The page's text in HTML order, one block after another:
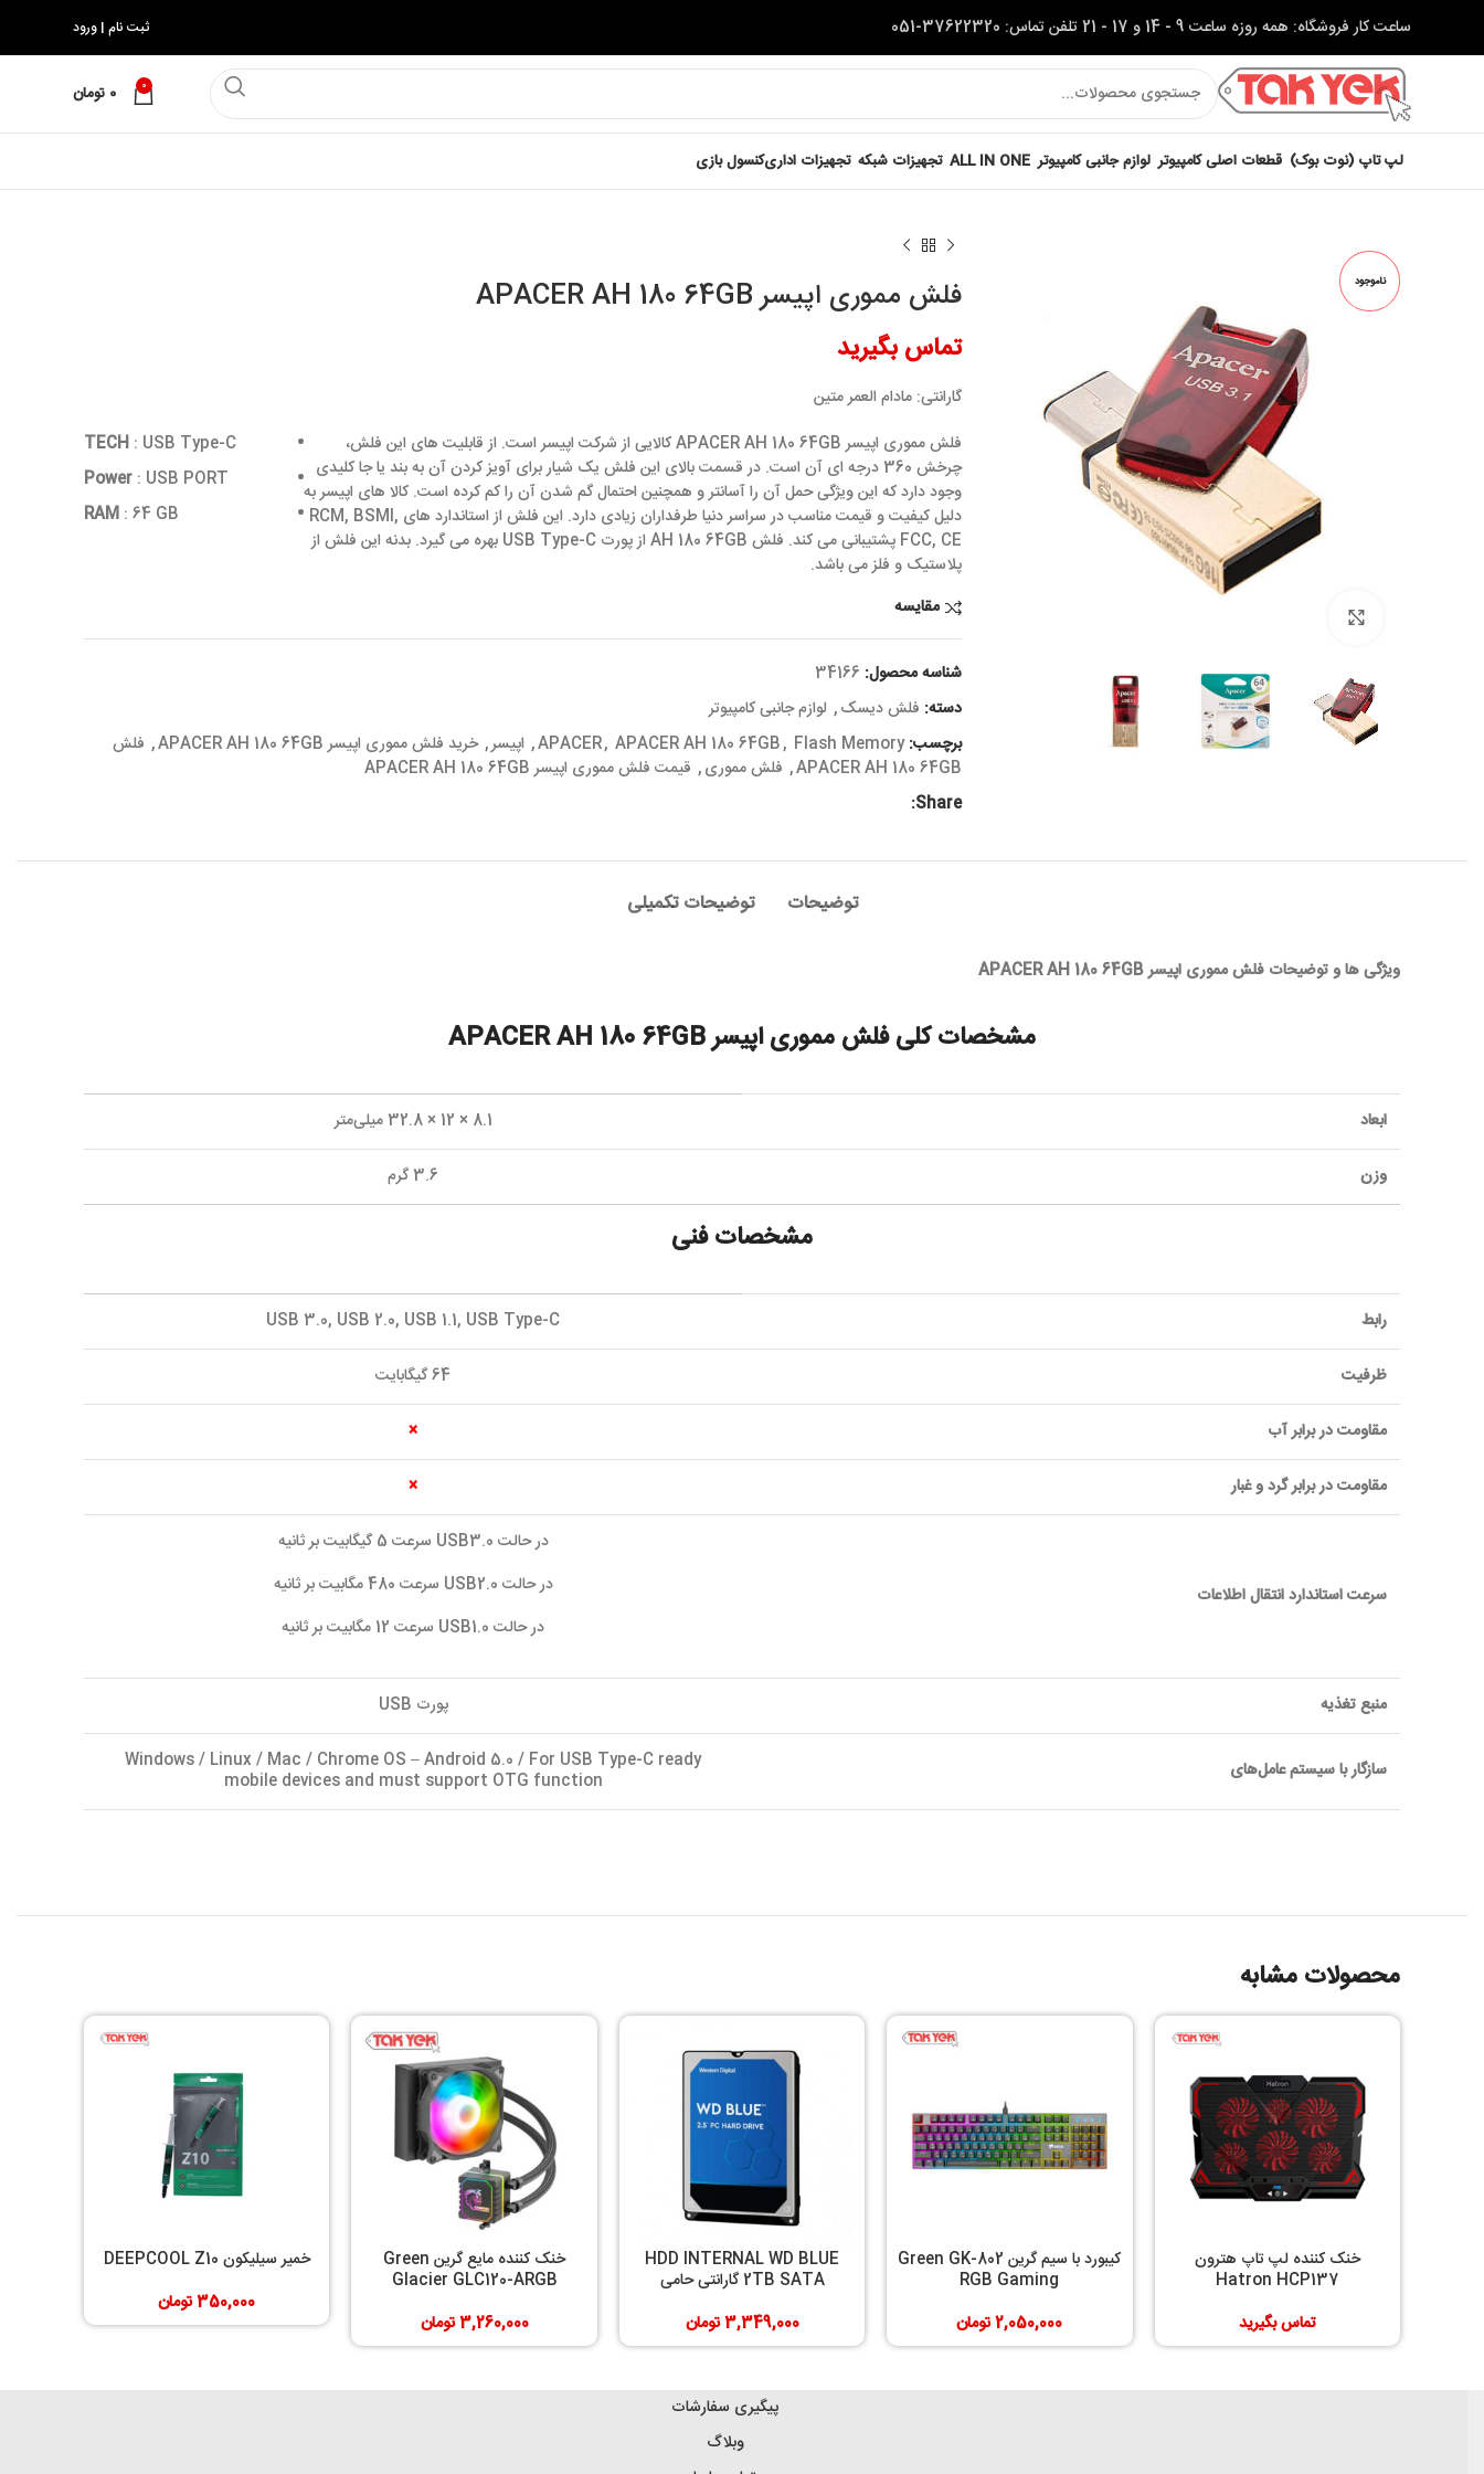
ساعت کار فروشگاه: همه روزه ساعت 9 - 14 و 17 - 21 تلفن تماس: 37622320-051 ثبت نام | ورود
0
0 تومان
لپ تاپ (نوت بوک) قطعات اصلی کامپیوتر لوازم جانبی کامپیوتر ALL IN ONE تجهیزات شبکه تجهیزات اداریکنسول بازی
ناموجود فلش مموری اپیسر APACER AH 180 64GB
تماس بگیرید
گارانتی:مادام العمر متین
فلش مموری اپیسر APACER AH 180 64GB کالایی از شرکت اپیسر است. از قابلیت های این فلش،
چرخش 360 درجه ای آن است. در قسمت بالای این فلش یک شیار برای آویز کردن آن به بند یا جا کلیدی
وجود دارد که این ویژگی حمل آن را آسانتر و همچنین احتمال گم شدن آن را کم کرده است. کالا های اپیسر به
دلیل کیفیت و قیمت مناسب در سراسر دنیا طرفداران زیادی دارد. این فلش از استاندارد های RCM, BSMI,
FCC, CE پشتیبانی می کند. فلش AH 180 64GB از پورت USB Type-C بهره می گیرد. بدنه این فلش از
پلاستیک و فلز می باشد.
TECH : USB Type-C
Power : USB PORT
RAM : 64 GB
مقایسه
شناسه محصول: 34166
دسته: فلش دیسک, لوازم جانبی کامپیوتر
برچسب:
APACER, APACER AH 180 64GB, Flash Memory
, اپیسر, خرید فلش مموری اپیسر APACER AH 180 64GB , فلش
APACER AH 180 64GB
, فلش مموری, قیمت فلش مموری اپیسر APACER AH 180 64GB
Share:
توضیحات توضیحات تکمیلی
ویژگی ها و توضیحات فلش مموری اپیسر APACER AH 180 64GB
مشخصات کلی فلش مموری اپیسر APACER AH 180 64GB
ابعاد 8.1 × 12 × 32.8 میلی‌متر
وزن 3.6 گرم
مشخصات فنی
رابط USB 3.0, USB 2.0, USB 1.1, USB Type-C
ظرفيت 64 گيگابايت
مقاومت در برابر آب ×
مقاومت در برابر گرد و غبار ×
سرعت استاندارد انتقال اطلاعات
در حالت USB3.0 سرعت 5 گیگابیت بر ثانیه
در حالت USB2.0 سرعت 480 مگابیت بر ثانیه
در حالت USB1.0 سرعت 12 مگابیت بر ثانیه
منبع تغذيه پورت USB
سازگار با سيستم عامل‌های Windows / Linux / Mac / Chrome OS – Android 5.0 / For USB Type-C ready
mobile devices and must support OTG function
محصولات مشابه
خنک کننده لپ تاپ هترون
Hatron HCP137
تماس بگیرید
کیبورد با سیم گرین Green GK-802
RGB Gaming
2,050,000تومان
HDD INTERNAL WD BLUE
2TB SATA گارانتی حامی
3,349,000تومان
خنک کننده مایع گرین Green
Glacier GLC120-ARGB
3,260,000تومان
خمیر سیلیکون DEEPCOOL Z10
350,000تومان
پیگیری سفارشات
وبلاگ